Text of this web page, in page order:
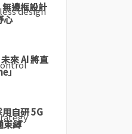
邊框設計
心
來 AI 將直
」
自研 5G
束縛